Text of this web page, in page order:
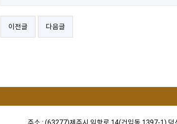
이전글 다음글